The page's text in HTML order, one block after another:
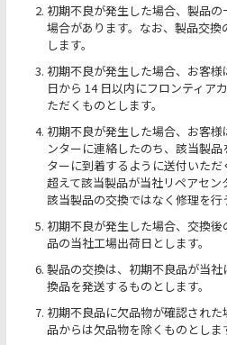
初期不良が発生した場合、製品
場合があります。なお、製品交
します。
初期不良が発生した場合、お客
日から 14 日以内にフロンティア
ただくものとします。
初期不良が発生した場合、お客
ンターに連絡したのち、該当製
ターに到着するように送付いた
超えて該当製品が当社リペアセ
該当製品の交換ではなく修理を行
初期不良が発生した場合、交換
品の当社工場出荷日とします。
製品の交換は、初期不良品が当
換品を発送するものとします。
初期不良品に欠品物が確認され
品からは欠品物を除くものとしま